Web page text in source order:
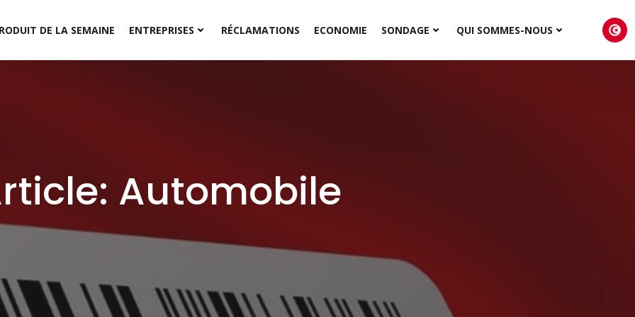
DE LA SEMAINE ENTREPRISES RÉCLAMATIONS ECONOMIE SONDAGE QUI SOMMES-NOUS
Automobile